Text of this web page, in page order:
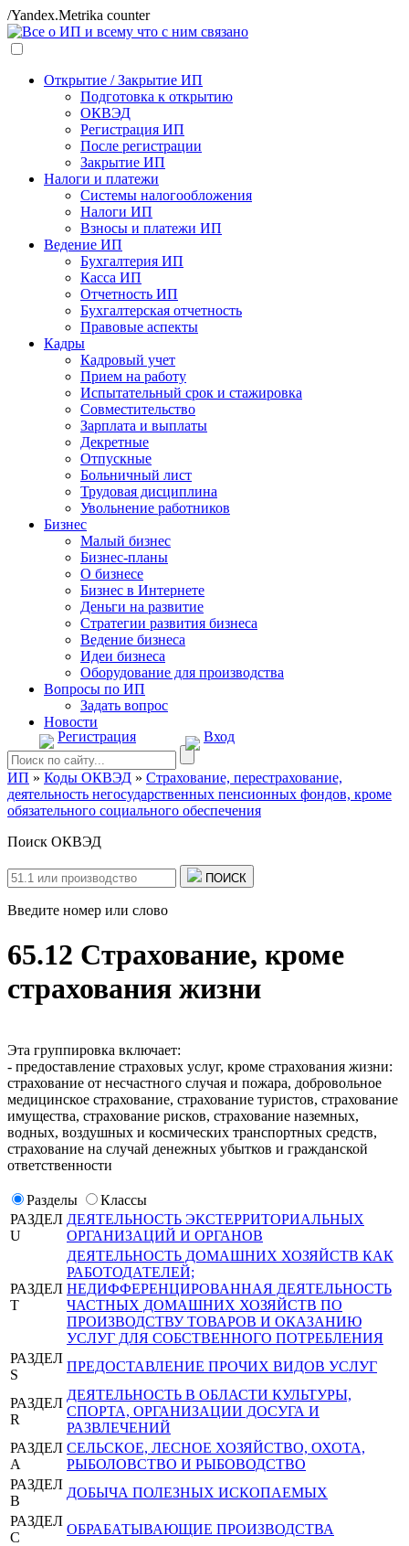
/Yandex.Metrika counter
Открытие / Закрытие ИП
Подготовка к открытию
ОКВЭД
Регистрация ИП
После регистрации
Закрытие ИП
Налоги и платежи
Системы налогообложения
Налоги ИП
Взносы и платежи ИП
Ведение ИП
Бухгалтерия ИП
Касса ИП
Отчетность ИП
Бухгалтерская отчетность
Правовые аспекты
Кадры
Кадровый учет
Прием на работу
Испытательный срок и стажировка
Совместительство
Зарплата и выплаты
Декретные
Отпускные
Больничный лист
Трудовая дисциплина
Увольнение работников
Бизнес
Малый бизнес
Бизнес-планы
О бизнесе
Бизнес в Интернете
Деньги на развитие
Стратегии развития бизнеса
Ведение бизнеса
Идеи бизнеса
Оборудование для производства
Вопросы по ИП
Задать вопрос
Новости
Регистрация
Вход
ИП » Коды ОКВЭД » Страхование, перестрахование,
деятельность негосударственных пенсионных фондов, кроме
обязательного социального обеспечения
Поиск ОКВЭД
ПОИСК
Введите номер или слово
65.12 Страхование, кроме
страхования жизни
Эта группировка включает:
- предоставление страховых услуг, кроме страхования жизни:
страхование от несчастного случая и пожара, добровольное
медицинское страхование, страхование туристов, страхование
имущества, страхование рисков, страхование наземных,
водных, воздушных и космических транспортных средств,
страхование на случай денежных убытков и гражданской
ответственности
Разделы
Классы
РАЗДЕЛ
U
ДЕЯТЕЛЬНОСТЬ ЭКСТЕРРИТОРИАЛЬНЫХ
ОРГАНИЗАЦИЙ И ОРГАНОВ
РАЗДЕЛ
T
ДЕЯТЕЛЬНОСТЬ ДОМАШНИХ ХОЗЯЙСТВ КАК
РАБОТОДАТЕЛЕЙ;
НЕДИФФЕРЕНЦИРОВАННАЯ ДЕЯТЕЛЬНОСТЬ
ЧАСТНЫХ ДОМАШНИХ ХОЗЯЙСТВ ПО
ПРОИЗВОДСТВУ ТОВАРОВ И ОКАЗАНИЮ
УСЛУГ ДЛЯ СОБСТВЕННОГО ПОТРЕБЛЕНИЯ
РАЗДЕЛ
S
ПРЕДОСТАВЛЕНИЕ ПРОЧИХ ВИДОВ УСЛУГ
РАЗДЕЛ
R
ДЕЯТЕЛЬНОСТЬ В ОБЛАСТИ КУЛЬТУРЫ,
СПОРТА, ОРГАНИЗАЦИИ ДОСУГА И
РАЗВЛЕЧЕНИЙ
РАЗДЕЛ
A
СЕЛЬСКОЕ, ЛЕСНОЕ ХОЗЯЙСТВО, ОХОТА,
РЫБОЛОВСТВО И РЫБОВОДСТВО
РАЗДЕЛ
B
ДОБЫЧА ПОЛЕЗНЫХ ИСКОПАЕМЫХ
РАЗДЕЛ
C
ОБРАБАТЫВАЮЩИЕ ПРОИЗВОДСТВА